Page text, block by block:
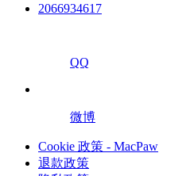
2066934617
QQ
微博
Cookie 政策 - MacPaw
退款政策